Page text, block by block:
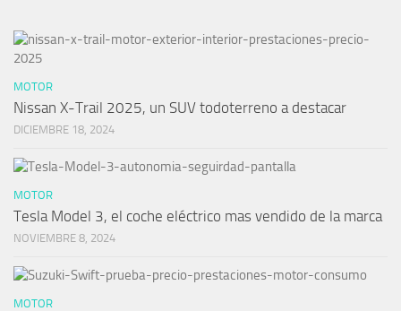
MOTOR
Nissan X-Trail 2025, un SUV todoterreno a destacar
DICIEMBRE 18, 2024
MOTOR
Tesla Model 3, el coche eléctrico mas vendido de la marca
NOVIEMBRE 8, 2024
MOTOR